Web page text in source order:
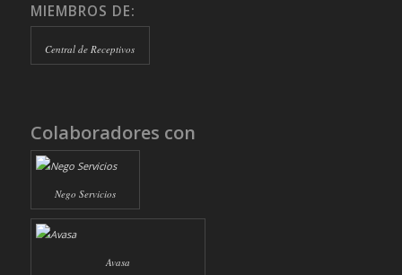
MIEMBROS DE:
Central de Receptivos
Colaboradores con
Nego Servicios
Avasa